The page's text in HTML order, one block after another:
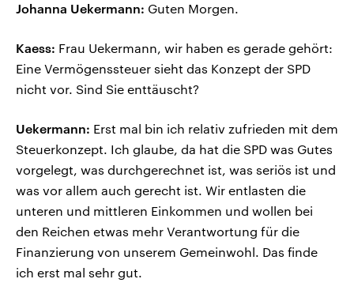
Johanna Uekermann: Guten Morgen.
Kaess: Frau Uekermann, wir haben es gerade gehört:
Eine Vermögenssteuer sieht das Konzept der SPD
nicht vor. Sind Sie enttäuscht?
Uekermann: Erst mal bin ich relativ zufrieden mit dem
Steuerkonzept. Ich glaube, da hat die SPD was Gutes
vorgelegt, was durchgerechnet ist, was seriös ist und
was vor allem auch gerecht ist. Wir entlasten die
unteren und mittleren Einkommen und wollen bei
den Reichen etwas mehr Verantwortung für die
Finanzierung von unserem Gemeinwohl. Das finde
ich erst mal sehr gut.